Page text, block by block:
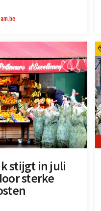
stijgt in juli
sterke